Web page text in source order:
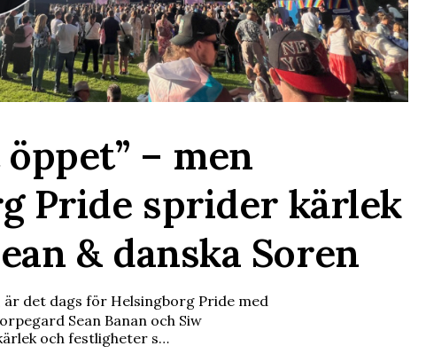
– men
Pride sprider kärlek
& danska Soren
är det dags för Helsingborg Pride med
Sean Banan och Siw
och festligheter s…